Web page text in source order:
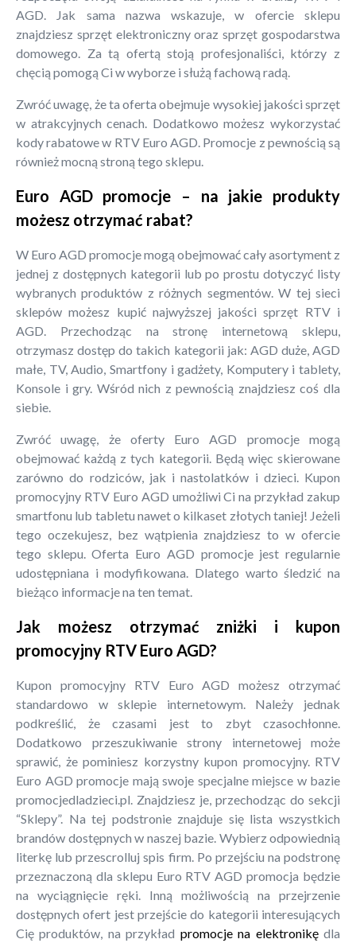
AGD. Jak sama nazwa wskazuje, w ofercie sklepu
znajdziesz sprzęt elektroniczny oraz sprzęt gospodarstwa
domowego. Za tą ofertą stoją profesjonaliści, którzy z
chęcią pomogą Ci w wyborze i służą fachową radą.
Zwróć uwagę, że ta oferta obejmuje wysokiej jakości sprzęt
w atrakcyjnych cenach. Dodatkowo możesz wykorzystać
kody rabatowe w RTV Euro AGD. Promocje z pewnością są
również mocną stroną tego sklepu.
Euro AGD promocje – na jakie produkty
możesz otrzymać rabat?
W Euro AGD promocje mogą obejmować cały asortyment z
jednej z dostępnych kategorii lub po prostu dotyczyć listy
wybranych produktów z różnych segmentów. W tej sieci
sklepów możesz kupić najwyższej jakości sprzęt RTV i
AGD. Przechodząc na stronę internetową sklepu,
otrzymasz dostęp do takich kategorii jak: AGD duże, AGD
małe, TV, Audio, Smartfony i gadżety, Komputery i tablety,
Konsole i gry. Wśród nich z pewnością znajdziesz coś dla
siebie.
Zwróć uwagę, że oferty Euro AGD promocje mogą
obejmować każdą z tych kategorii. Będą więc skierowane
zarówno do rodziców, jak i nastolatków i dzieci. Kupon
promocyjny RTV Euro AGD umożliwi Ci na przykład zakup
smartfonu lub tabletu nawet o kilkaset złotych taniej! Jeżeli
tego oczekujesz, bez wątpienia znajdziesz to w ofercie
tego sklepu. Oferta Euro AGD promocje jest regularnie
udostępniana i modyfikowana. Dlatego warto śledzić na
bieżąco informacje na ten temat.
Jak możesz otrzymać zniżki i kupon
promocyjny RTV Euro AGD?
Kupon promocyjny RTV Euro AGD możesz otrzymać
standardowo w sklepie internetowym. Należy jednak
podkreślić, że czasami jest to zbyt czasochłonne.
Dodatkowo przeszukiwanie strony internetowej może
sprawić, że pominiesz korzystny kupon promocyjny. RTV
Euro AGD promocje mają swoje specjalne miejsce w bazie
promocjedladzieci.pl. Znajdziesz je, przechodząc do sekcji
“Sklepy”. Na tej podstronie znajduje się lista wszystkich
brandów dostępnych w naszej bazie. Wybierz odpowiednią
literkę lub przescrolluj spis firm. Po przejściu na podstronę
przeznaczoną dla sklepu Euro RTV AGD promocja będzie
na wyciągnięcie ręki. Inną możliwością na przejrzenie
dostępnych ofert jest przejście do kategorii interesujących
Cię produktów, na przykład promocje na elektronikędla